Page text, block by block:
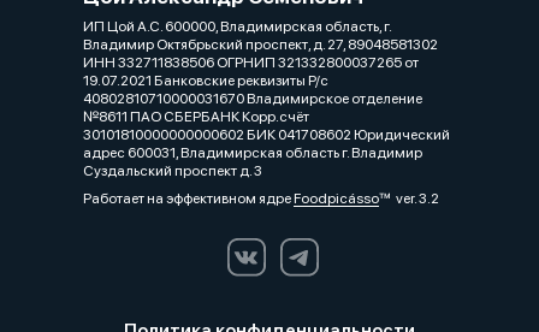
ИП Цой А.С. 600000, Владимирская область, г.
Владимир Октябрьский проспект, д. 27, 89048581302
ИНН 332711838506 ОГРНИП 321332800037265 от
19.07.2021 Банковские реквизиты Р/с
40802810710000031670 Владимирское отделение
№8611 ПАО СБЕРБАНК Корр.счёт
30101810000000000602 БИК 041708602 Юридический
адрес 600031, Владимирская область г. Владимир
Суздальский проспект д. 3
Работает на эффективном ядреFoodpicássover. 3.2